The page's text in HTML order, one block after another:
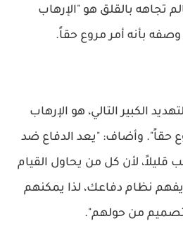
تجاهه بالقلق هو "الإرهاب
وصفه بأنه أمر مروع حقاً.
الكبير التالي، هو الإرهاب
حقاً". وأضاف: "يعد الدفاع ضد
قليلاً، لأن كل من يحاول القيام
نظام دفاعك، لذا يمكنهم
من حولهم".